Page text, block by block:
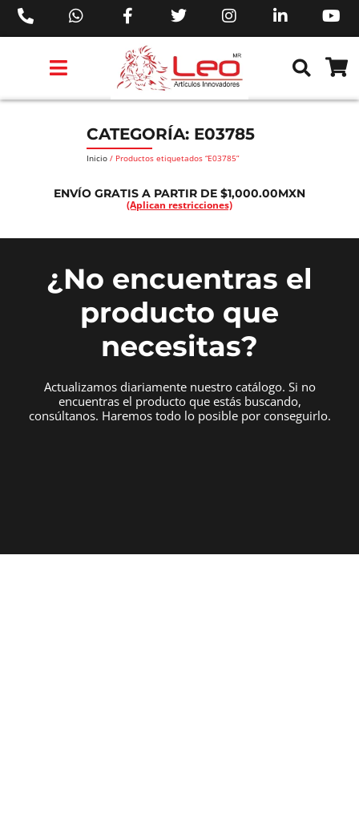
CATEGORÍA: E03785
Inicio / Productos etiquetados “E03785”
ENVÍO GRATIS A PARTIR DE $1,000.00MXN
(Aplican restricciones)
¿No encuentras el
producto que
necesitas?
Actualizamos diariamente nuestro catálogo. Si no
encuentras el producto que estás buscando,
consúltanos. Haremos todo lo posible por conseguirlo.